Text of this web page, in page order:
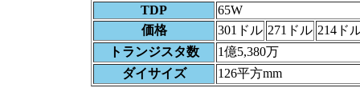
TDP
65W
価格
301ドル 271ドル 214ド
トランジスタ数
1億5,380万
ダイサイズ
126平方mm